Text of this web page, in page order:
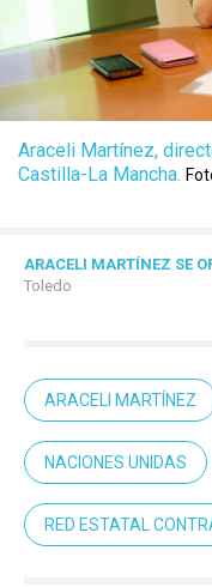
Araceli Martínez,
Castilla-La Mancha.
ARACELI MARTÍNEZ SE
Toledo
ARACELI MARTÍNEZ
NACIONES UNIDAS
RED ESTATAL